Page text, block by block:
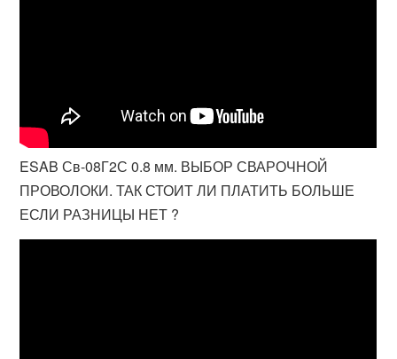
ESAB Св-08Г2С 0.8 мм. ВЫБОР СВАРОЧНОЙ
ПРОВОЛОКИ. ТАК СТОИТ ЛИ ПЛАТИТЬ БОЛЬШЕ
ЕСЛИ РАЗНИЦЫ НЕТ ?